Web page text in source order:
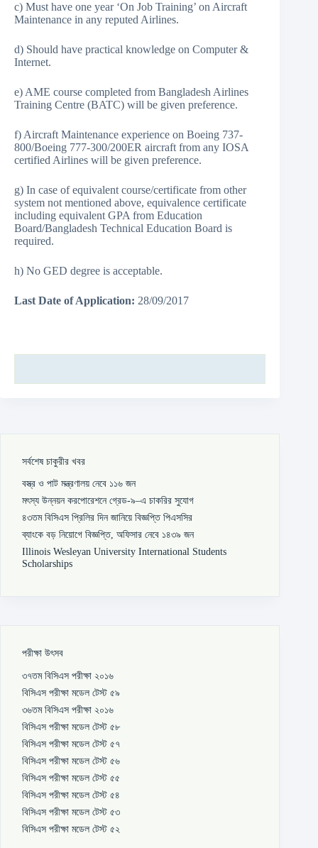
c) Must have one year ‘On Job Training’ on Aircraft
Maintenance in any reputed Airlines.
d) Should have practical knowledge on Computer &
Internet.
e) AME course completed from Bangladesh Airlines
Training Centre (BATC) will be given preference.
f) Aircraft Maintenance experience on Boeing 737-
800/Boeing 777-300/200ER aircraft from any IOSA
certified Airlines will be given preference.
g) In case of equivalent course/certificate from other
system not mentioned above, equivalence certificate
including equivalent GPA from Education
Board/Bangladesh Technical Education Board is
required.
h) No GED degree is acceptable.
Last Date of Application: 28/09/2017
সর্বশেষ চাকুরীর খবর
বস্ত্র ও পাট মন্ত্রণালয় নেবে ১১৬ জন
মৎস্য উন্নয়ন করপোরেশনে গ্রেড-৯–এ চাকরির সুযোগ
৪৩তম বিসিএস প্রিলির দিন জানিয়ে বিজ্ঞপ্তি পিএসসির
ব্যাংকে বড় নিয়োগে বিজ্ঞপ্তি, অফিসার নেবে ১৪৩৯ জন
Illinois Wesleyan University International Students
Scholarships
পরীক্ষা উৎসব
৩৭তম বিসিএস পরীক্ষা ২০১৬
বিসিএস পরীক্ষা মডেল টেস্ট ৫৯
৩৬তম বিসিএস পরীক্ষা ২০১৬
বিসিএস পরীক্ষা মডেল টেস্ট ৫৮
বিসিএস পরীক্ষা মডেল টেস্ট ৫৭
বিসিএস পরীক্ষা মডেল টেস্ট ৫৬
বিসিএস পরীক্ষা মডেল টেস্ট ৫৫
বিসিএস পরীক্ষা মডেল টেস্ট ৫৪
বিসিএস পরীক্ষা মডেল টেস্ট ৫৩
বিসিএস পরীক্ষা মডেল টেস্ট ৫২